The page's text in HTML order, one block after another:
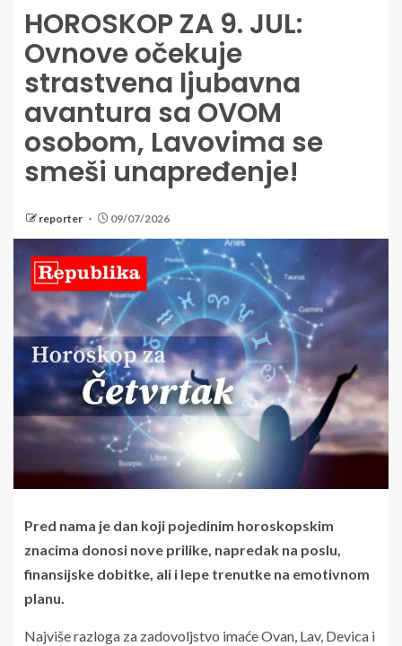
HOROSKOP ZA 9. JUL:
Ovnove očekuje
strastvena ljubavna
avantura sa OVOM
osobom, Lavovima se
smeši unapređenje!
reporter 09/07/2026
Pred nama je dan koji pojedinim horoskopskim
znacima donosi nove prilike, napredak na poslu,
finansijske dobitke, ali i lepe trenutke na emotivnom
planu.
Najviše razloga za zadovoljstvo imaće Ovan, Lav, Devica i